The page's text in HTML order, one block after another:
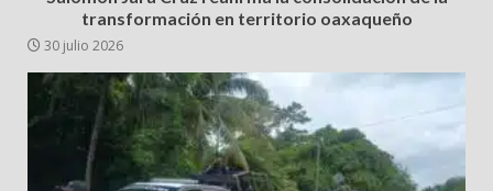
transformación en territorio oaxaqueño
30 julio 2026